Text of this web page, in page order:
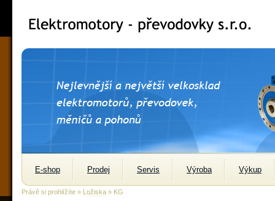
E-shop Prodej Servis Výroba Výkup
Právě si prohlížíte » Ložiska » KG